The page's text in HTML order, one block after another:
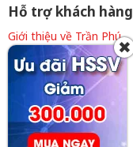
Hỗ trợ khách hàng
Giới thiệu về Trần Phú
Thông tin tuyển dụng
Liên hệ cửa hàng
Chính sách thanh toán
Chính sách giao hàng
Chính sách bảo hành
✖